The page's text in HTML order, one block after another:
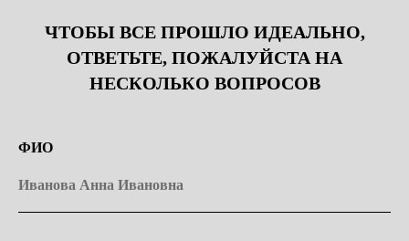
ЧТОБЫ ВСЕ ПРОШЛО ИДЕАЛЬНО,
ОТВЕТЬТЕ, ПОЖАЛУЙСТА НА
НЕСКОЛЬКО ВОПРОСОВ
ФИО